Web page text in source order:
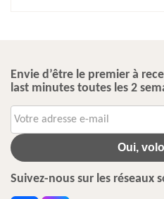
Envie d’être le premier à
last minutes toutes les 2
Oui,
Suivez-nous sur les réseaux